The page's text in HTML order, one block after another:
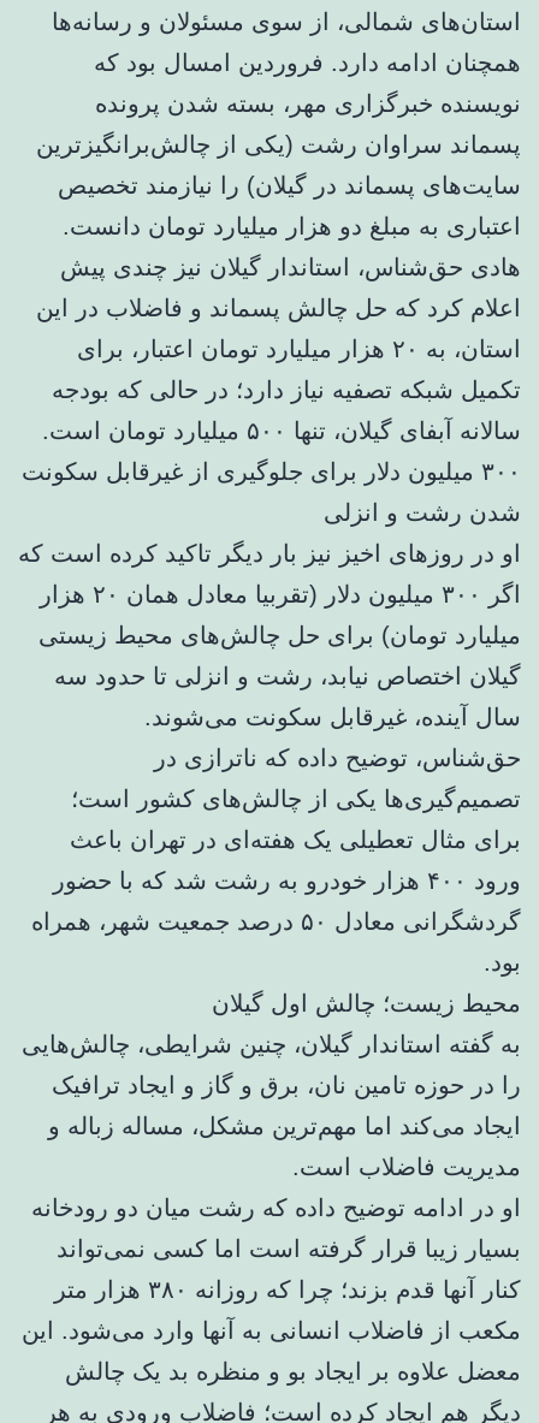
استان‌های شمالی، از سوی مسئولان و رسانه‌ها
همچنان ادامه دارد. فروردین امسال بود که
نویسنده خبرگزاری مهر، بسته شدن پرونده
پسماند سراوان رشت (یکی از چالش‌برانگیزترین
سایت‌های پسماند در گیلان) را نیازمند تخصیص
اعتباری به مبلغ دو هزار میلیارد تومان دانست.
هادی حق‌شناس، استاندار گیلان نیز چندی پیش
اعلام کرد که حل چالش پسماند و فاضلاب در این
استان، به ۲۰ هزار میلیارد تومان اعتبار، برای
تکمیل شبکه تصفیه نیاز دارد؛ در حالی که بودجه
سالانه آبفای گیلان، تنها ۵۰۰ میلیارد تومان است.
۳۰۰ میلیون دلار برای جلوگیری از غیرقابل سکونت
شدن رشت و انزلی
او در روزهای اخیز نیز بار دیگر تاکید کرده است که
اگر ۳۰۰ میلیون دلار (تقربیا معادل همان ۲۰ هزار
میلیارد تومان) برای حل چالش‌های محیط زیستی
گیلان اختصاص نیابد، رشت و انزلی تا حدود سه
سال آینده، غیرقابل سکونت می‌شوند.
حق‌شناس، توضیح داده که ناترازی‌ در
تصمیم‌گیری‌ها یکی از چالش‌های کشور است؛
برای مثال تعطیلی یک هفته‌ای در تهران باعث
ورود ۴۰۰ هزار خودرو به رشت شد که با حضور
گردشگرانی معادل ۵۰ درصد جمعیت شهر، همراه
بود.
محیط زیست؛ چالش اول گیلان
به گفته استاندار گیلان، چنین شرایطی، چالش‌هایی
را در حوزه تامین نان، برق و گاز و ایجاد ترافیک
ایجاد می‌کند اما مهم‌ترین مشکل، مساله زباله و
مدیریت فاضلاب است.
او در ادامه توضیح داده که رشت میان دو رودخانه
بسیار زیبا قرار گرفته است اما کسی نمی‌تواند
کنار آنها قدم بزند؛ چرا که روزانه ۳۸۰ هزار متر
مکعب از فاضلاب انسانی به آنها وارد می‌شود. این
معضل علاوه بر ایجاد بو و منظره بد یک چالش
دیگر هم ایجاد کرده است؛ فاضلاب ورودی به هر